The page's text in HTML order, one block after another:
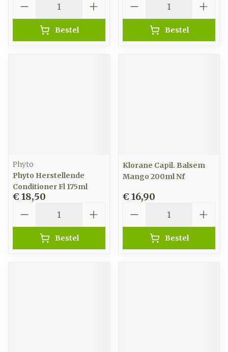
Bestel Bestel
Phyto
Phyto Herstellende
Conditioner Fl 175ml
€ 18,50
Bestel
Klorane Capil. Balsem
Mango 200ml Nf
€ 16,90
Bestel